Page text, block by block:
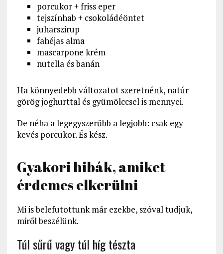
porcukor + friss eper
tejszínhab + csokoládéöntet
juharszirup
fahéjas alma
mascarpone krém
nutella és banán
Ha könnyedebb változatot szeretnénk, natúr
görög joghurttal és gyümölccsel is mennyei.
De néha a legegyszerűbb a legjobb: csak egy
kevés porcukor. És kész.
Gyakori hibák, amiket
érdemes elkerülni
Mi is belefutottunk már ezekbe, szóval tudjuk,
miről beszélünk.
Túl sűrű vagy túl híg tészta